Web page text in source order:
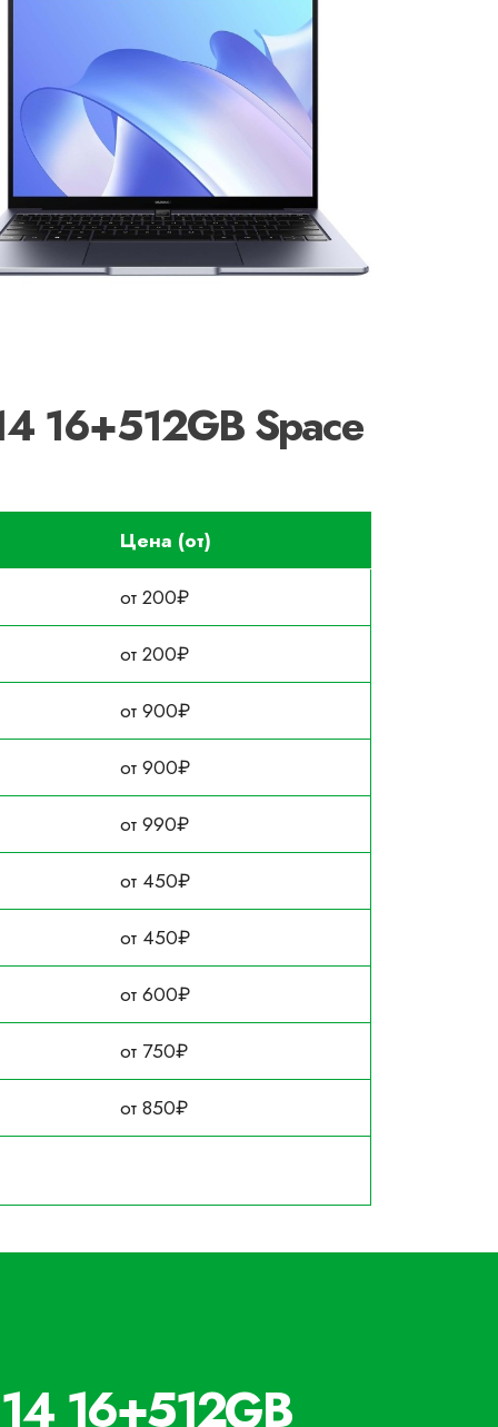
16+512GB Space
Цена (от)
от 200₽
от 200₽
от 900₽
от 900₽
от 990₽
от 450₽
от 450₽
от 600₽
от 750₽
от 850₽
16+512GB